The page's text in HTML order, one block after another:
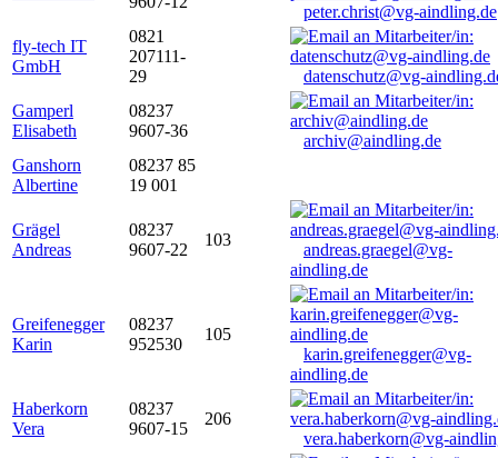
peter.christ@vg-aindling.de
fly-tech IT
GmbH
0821
207111-
29
datenschutz@vg-
Gamperl
Elisabeth
08237
9607-36
archiv@aindling.de
Ganshorn
Albertine
08237 85
19 001
Grägel
Andreas
08237
9607-22
103
andreas.graegel@vg-
aindling.de
Greifenegger
Karin
08237
952530
105
karin.greifenegger@vg-
aindling.de
Haberkorn
Vera
08237
9607-15
206
vera.haberkorn@vg-